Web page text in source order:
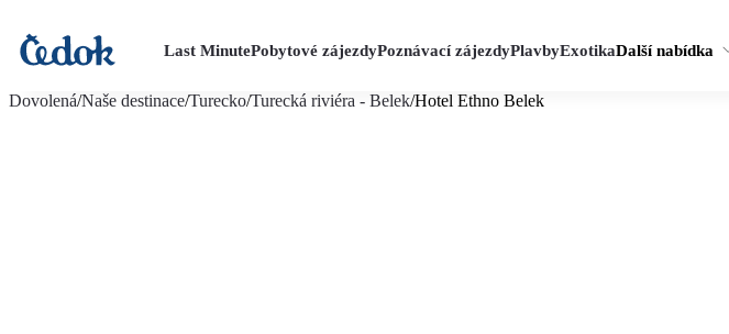
Last MinutePobytové zájezdyPoznávací zájezdyPlavbyExotikaDalší nabídka
Dovolená/Naše destinace/Turecko/Turecká riviéra - Belek/Hotel Ethno Belek